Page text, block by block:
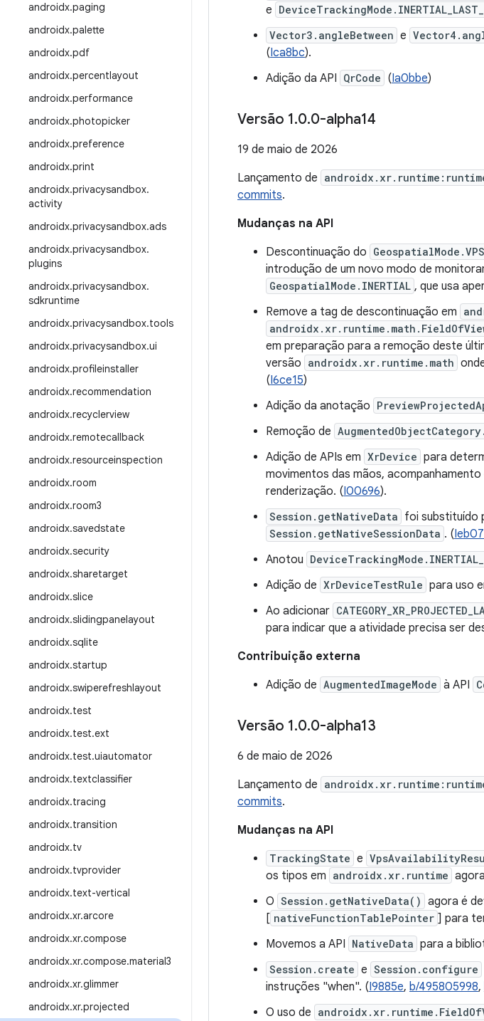
androidx.paging
androidx.palette
androidx.pdf
androidx.percentlayout
androidx.performance
androidx.photopicker
androidx.preference
androidx.print
androidx.privacysandbox.
activity
androidx.privacysandbox.ads
androidx.privacysandbox.
plugins
androidx.privacysandbox.
sdkruntime
androidx.privacysandbox.tools
androidx.privacysandbox.ui
androidx.profileinstaller
androidx.recommendation
androidx.recyclerview
androidx.remotecallback
androidx.resourceinspection
androidx.room
androidx.room3
androidx.savedstate
androidx.security
androidx.sharetarget
androidx.slice
androidx.slidingpanelayout
androidx.sqlite
androidx.startup
androidx.swiperefreshlayout
androidx.test
androidx.test.ext
androidx.test.uiautomator
androidx.textclassifier
androidx.tracing
androidx.transition
androidx.tv
androidx.tvprovider
androidx.text-vertical
androidx.xr.arcore
androidx.xr.compose
androidx.xr.compose.material3
androidx.xr.glimmer
androidx.xr.projected
e
Vector3.angleBetween e
(Ica8bc).
Adição da API QrCode (Ia0bbe)
Versão 1.0.0-alpha14
19 de maio de 2026
Lançamento de
commits.
Mudanças na API
Descontinuação do
introdução de um novo modo de
GeospatialMode.INERTIAL , que usa
Remove a tag de descontinuação em
em preparação para a remoção deste
versão androidx.xr.runtime.math
(I6ce15)
Adição da anotação
Remoção de
Adição de APIs em XrDevice para
movimentos das mãos,
renderização. (I00696).
Session.getNativeData foi substituído
Session.getNativeSessionData . (
Anotou
Adição de XrDeviceTestRule para uso
Ao adicionar
para indicar que a atividade precisa ser
Contribuição externa
Adição de AugmentedImageMode à API
Versão 1.0.0-alpha13
6 de maio de 2026
Lançamento de
commits.
Mudanças na API
TrackingState e
os tipos em androidx.xr.runtime
O Session.getNativeData() agora é
[ nativeFunctionTablePointer ] para
Movemos a API NativeData para a
Session.create e Session.configure
instruções "when". (I9885e, b/495805998,
O uso de